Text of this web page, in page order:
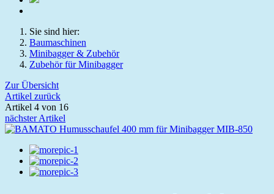
Sie sind hier:
Baumaschinen
Minibagger & Zubehör
Zubehör für Minibagger
Zur Übersicht
Artikel zurück
Artikel 4 von 16
nächster Artikel